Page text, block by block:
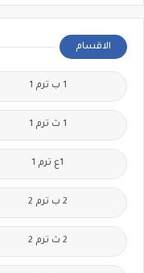
الاقسام
1 ب ترم 1
1 ث ترم 1
1ع ترم 1
2 ب ترم 2
2 ث ترم 2